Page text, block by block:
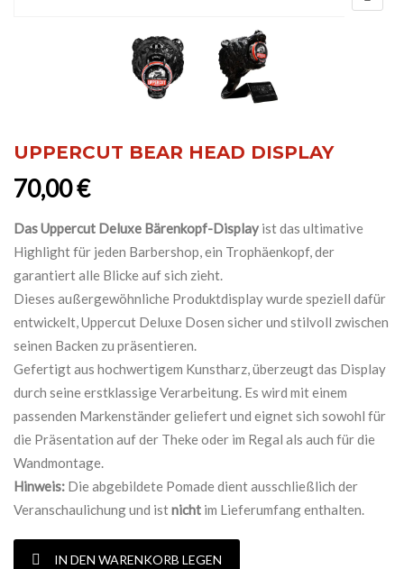
UPPERCUT BEAR HEAD DISPLAY
70,00€
Das Uppercut Deluxe Bärenkopf-Display ist das ultimative
Highlight für jeden Barbershop, ein Trophäenkopf, der
garantiert alle Blicke auf sich zieht.
Dieses außergewöhnliche Produktdisplay wurde speziell dafür
entwickelt, Uppercut Deluxe Dosen sicher und stilvoll zwischen
seinen Backen zu präsentieren.
Gefertigt aus hochwertigem Kunstharz, überzeugt das Display
durch seine erstklassige Verarbeitung. Es wird mit einem
passenden Markenständer geliefert und eignet sich sowohl für
die Präsentation auf der Theke oder im Regal als auch für die
Wandmontage.
Hinweis: Die abgebildete Pomade dient ausschließlich der
Veranschaulichung und istnicht im Lieferumfang enthalten.
UPPERCUT BEAR HEAD DISPLAY Menge
IN DEN WARENKORB LEGEN